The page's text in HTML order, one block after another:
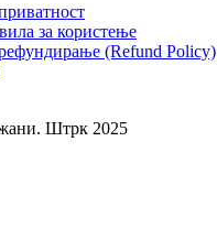
за користење
(Refund Policy)
Штрк 2025